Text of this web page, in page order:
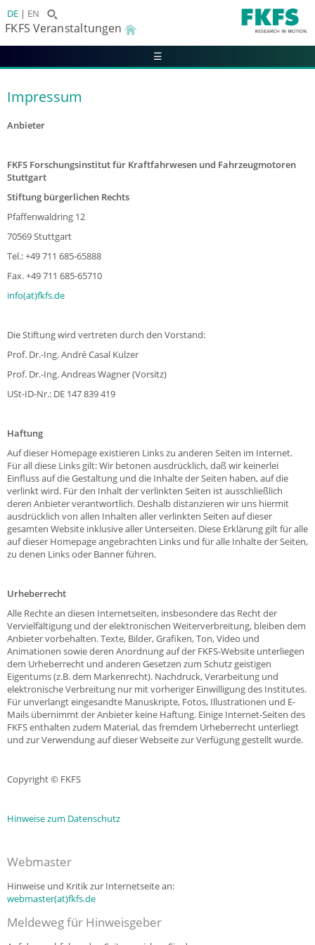
DE EN
FKFS Veranstaltungen
☰
Impressum
Anbieter
FKFS Forschungsinstitut für Kraftfahrwesen und Fahrzeugmotoren
Stuttgart
Stiftung bürgerlichen Rechts
Pfaffenwaldring 12
70569 Stuttgart
Tel.: +49 711 685-65888
Fax. +49 711 685-65710
info(at)fkfs.de
Die Stiftung wird vertreten durch den Vorstand:
Prof. Dr.-Ing. André Casal Kulzer
Prof. Dr.-Ing. Andreas Wagner (Vorsitz)
USt-ID-Nr.: DE 147 839 419
Haftung
Auf dieser Homepage existieren Links zu anderen Seiten im Internet.
Für all diese Links gilt: Wir betonen ausdrücklich, daß wir keinerlei
Einfluss auf die Gestaltung und die Inhalte der Seiten haben, auf die
verlinkt wird. Für den Inhalt der verlinkten Seiten ist ausschließlich
deren Anbieter verantwortlich. Deshalb distanzieren wir uns hiermit
ausdrücklich von allen Inhalten aller verlinkten Seiten auf dieser
gesamten Website inklusive aller Unterseiten. Diese Erklärung gilt für alle
auf dieser Homepage angebrachten Links und für alle Inhalte der Seiten,
zu denen Links oder Banner führen.
Urheberrecht
Alle Rechte an diesen Internetseiten, insbesondere das Recht der
Vervielfältigung und der elektronischen Weiterverbreitung, bleiben dem
Anbieter vorbehalten. Texte, Bilder, Grafiken, Ton, Video und
Animationen sowie deren Anordnung auf der FKFS-Website unterliegen
dem Urheberrecht und anderen Gesetzen zum Schutz geistigen
Eigentums (z.B. dem Markenrecht). Nachdruck, Verarbeitung und
elektronische Verbreitung nur mit vorheriger Einwilligung des Institutes.
Für unverlangt eingesandte Manuskripte, Fotos, Illustrationen und E-
Mails übernimmt der Anbieter keine Haftung. Einige Internet-Seiten des
FKFS enthalten zudem Material, das fremdem Urheberrecht unterliegt
und zur Verwendung auf dieser Webseite zur Verfügung gestellt wurde.
Copyright © FKFS
Hinweise zum Datenschutz
Webmaster
Hinweise und Kritik zur Internetseite an:
webmaster(at)fkfs.de
Meldeweg für Hinweisgeber